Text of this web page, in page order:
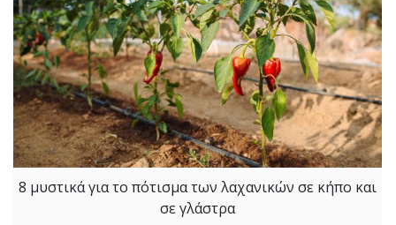
8 μυστικά για το πότισμα των λαχανικών σε κήπο και
σε γλάστρα